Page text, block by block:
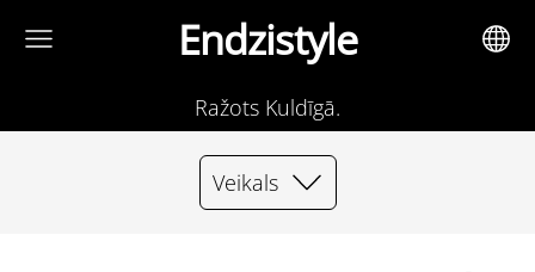
Endzistyle
Ražots Kuldīgā.
Veikals